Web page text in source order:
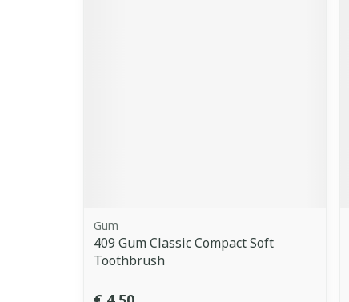
Gum
409 Gum Classic Compact Soft
Toothbrush